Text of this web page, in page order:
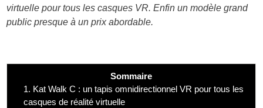
virtuelle pour tous les casques VR. Enfin un modèle grand
public presque à un prix abordable.
Sommaire
1. Kat Walk C : un tapis omnidirectionnel VR pour tous les
casques de réalité virtuelle